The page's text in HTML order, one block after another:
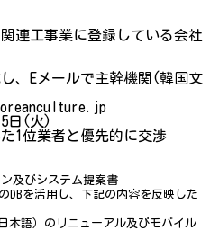
連工事業に登録している会社
、Eメールで主幹機関(韓国文
日(火)
1位業者と優先的に交渉
及びシステム提案書
を活用し、下記の内容を反映した
語）のリニューアル及びモバイル